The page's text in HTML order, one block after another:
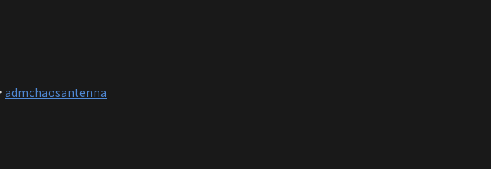
admchaosantenna